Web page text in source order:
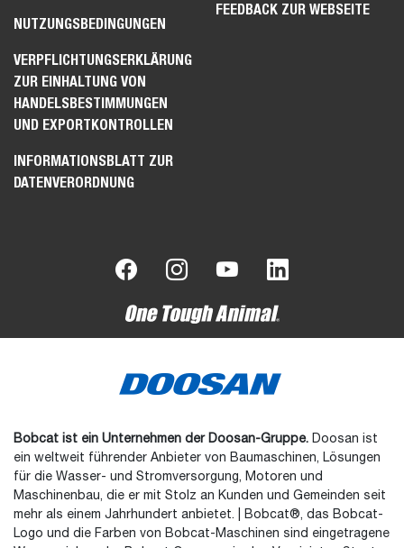
NUTZUNGSBEDINGUNGEN
VERPFLICHTUNGSERKLÄRUNG
ZUR EINHALTUNG VON
HANDELSBESTIMMUNGEN
UND EXPORTKONTROLLEN
INFORMATIONSBLATT ZUR
DATENVERORDNUNG
FEEDBACK ZUR WEBSEITE
Bobcat ist ein Unternehmen der Doosan-Gruppe. Doosan ist
ein weltweit führender Anbieter von Baumaschinen, Lösungen
für die Wasser- und Stromversorgung, Motoren und
Maschinenbau, die er mit Stolz an Kunden und Gemeinden seit
mehr als einem Jahrhundert anbietet. | Bobcat®, das Bobcat-
Logo und die Farben von Bobcat-Maschinen sind eingetragene